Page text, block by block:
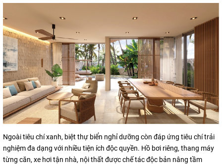
Ngoài tiêu chí xanh, biệt thự biển nghỉ dưỡng còn đáp ứng tiêu chí trải
nghiệm đa dạng với nhiều tiện ích độc quyền. Hồ bơi riêng, thang máy
từng căn, xe hơi tận nhà, nội thất được chế tác độc bản nâng tầm